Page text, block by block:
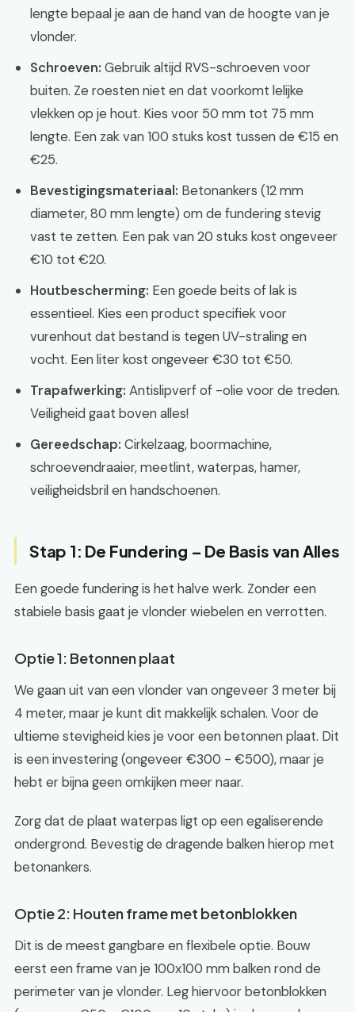
lengte bepaal je aan de hand van de hoogte van je
vlonder.
Schroeven: Gebruik altijd RVS-schroeven voor
buiten. Ze roesten niet en dat voorkomt lelijke
vlekken op je hout. Kies voor 50 mm tot 75 mm
lengte. Een zak van 100 stuks kost tussen de €15 en
€25.
Bevestigingsmateriaal: Betonankers (12 mm
diameter, 80 mm lengte) om de fundering stevig
vast te zetten. Een pak van 20 stuks kost ongeveer
€10 tot €20.
Houtbescherming: Een goede beits of lak is
essentieel. Kies een product specifiek voor
vurenhout dat bestand is tegen UV-straling en
vocht. Een liter kost ongeveer €30 tot €50.
Trapafwerking: Antislipverf of -olie voor de treden.
Veiligheid gaat boven alles!
Gereedschap: Cirkelzaag, boormachine,
schroevendraaier, meetlint, waterpas, hamer,
veiligheidsbril en handschoenen.
Stap 1: De Fundering – De Basis van Alles
Een goede fundering is het halve werk. Zonder een
stabiele basis gaat je vlonder wiebelen en verrotten.
Optie 1: Betonnen plaat
We gaan uit van een vlonder van ongeveer 3 meter bij
4 meter, maar je kunt dit makkelijk schalen. Voor de
ultieme stevigheid kies je voor een betonnen plaat. Dit
is een investering (ongeveer €300 - €500), maar je
hebt er bijna geen omkijken meer naar.
Zorg dat de plaat waterpas ligt op een egaliserende
ondergrond. Bevestig de dragende balken hierop met
betonankers.
Optie 2: Houten frame met betonblokken
Dit is de meest gangbare en flexibele optie. Bouw
eerst een frame van je 100x100 mm balken rond de
perimeter van je vlonder. Leg hiervoor betonblokken